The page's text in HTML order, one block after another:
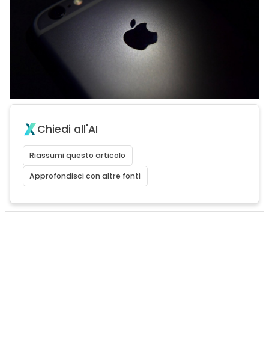
Chiedi all'AI
Riassumi questo articolo
Approfondisci con altre fonti